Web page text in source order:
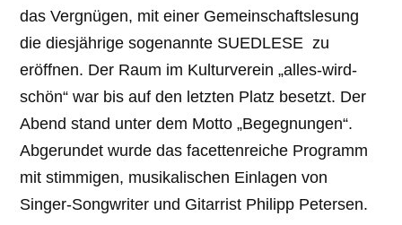
das Vergnügen, mit einer Gemeinschaftslesung
die diesjährige sogenannte SUEDLESE zu
eröffnen. Der Raum im Kulturverein „alles-wird-
schön“ war bis auf den letzten Platz besetzt. Der
Abend stand unter dem Motto „Begegnungen“.
Abgerundet wurde das facettenreiche Programm
mit stimmigen, musikalischen Einlagen von
Singer-Songwriter und Gitarrist Philipp Petersen.